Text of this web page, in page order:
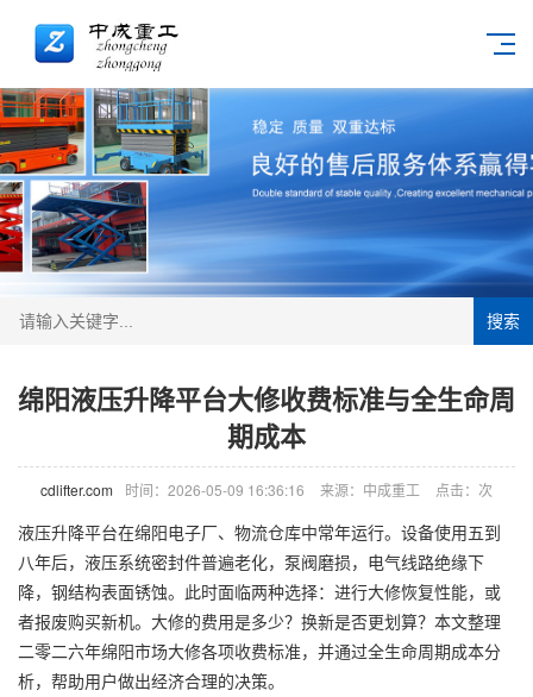
搜索
绵阳液压升降平台大修收费标准与全生命周
期成本
cdlifter.com 时间：2026-05-09 16:36:16 来源：中成重工 点击： 次
液压升降平台在绵阳电子厂、物流仓库中常年运行。设备使用五到
八年后，液压系统密封件普遍老化，泵阀磨损，电气线路绝缘下
降，钢结构表面锈蚀。此时面临两种选择：进行大修恢复性能，或
者报废购买新机。大修的费用是多少？换新是否更划算？本文整理
二零二六年绵阳市场大修各项收费标准，并通过全生命周期成本分
析，帮助用户做出经济合理的决策。